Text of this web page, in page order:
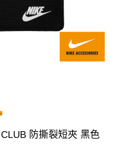
防撕裂短夾 黑色